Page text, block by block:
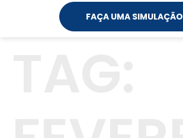
FAÇA UMA SIMULAÇÃO